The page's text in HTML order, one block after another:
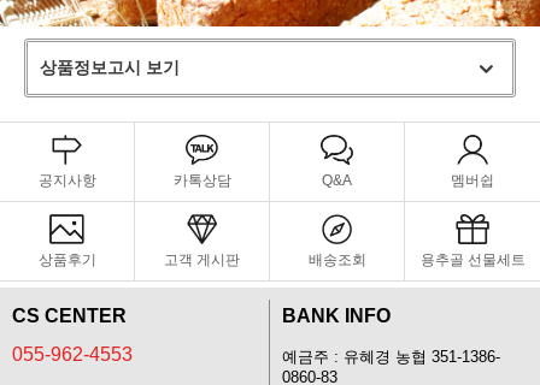
상품정보고시 보기
공지사항 카톡상담 Q&A 멤버쉽
상품후기 고객 게시판 배송조회 용추골 선물세트
CS CENTER
055-962-4553
BANK INFO
예금주 : 유혜경 농협 351-1386-
0860-83